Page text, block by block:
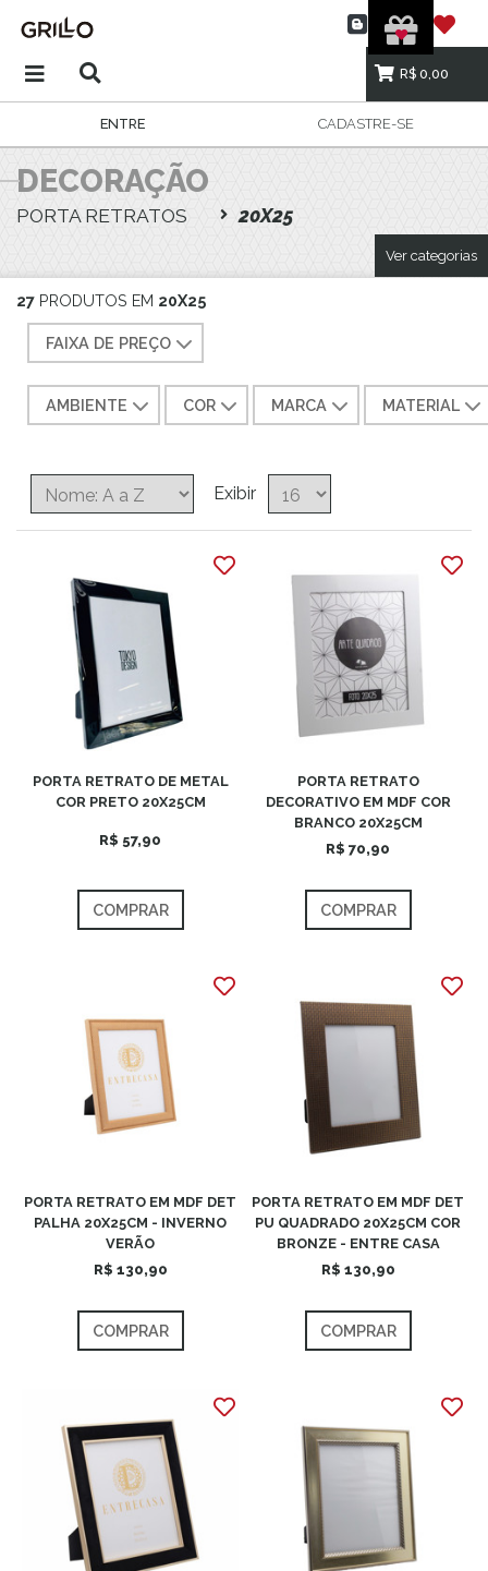
R$ 0,00
ENTRE CADASTRE-SE
DECORAÇÃO
PORTA RETRATOS 20X25
Ver categorias
27 PRODUTOS EM 20X25
FAIXA DE PREÇO
AMBIENTE COR MARCA MATERIAL
Exibir
PORTA RETRATO DE METAL
COR PRETO 20X25CM
R$ 57,90
COMPRAR
PORTA RETRATO
DECORATIVO EM MDF COR
BRANCO 20X25CM
R$ 70,90
COMPRAR
PORTA RETRATO EM MDF DET
PALHA 20X25CM - INVERNO
VERÃO
R$ 130,90
COMPRAR
PORTA RETRATO EM MDF DET
PU QUADRADO 20X25CM COR
BRONZE - ENTRE CASA
R$ 130,90
COMPRAR